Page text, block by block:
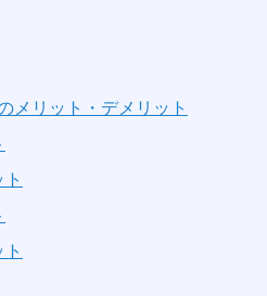
メリット・デメリット